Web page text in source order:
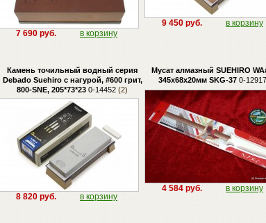
7 690 руб. в корзину
9 450 руб. в корзину
Камень точильный водный серия
Debado Suehiro с нагурой, #600 грит,
800-SNE, 205*73*23 0-14452 (2)
8 820 руб. в корзину
Мусат алмазный SUEHIRO
345x68x20мм SKG-370-12917
4 584 руб. в корзину